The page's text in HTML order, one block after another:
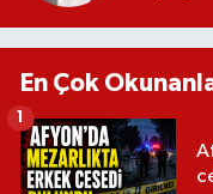
En Çok
1